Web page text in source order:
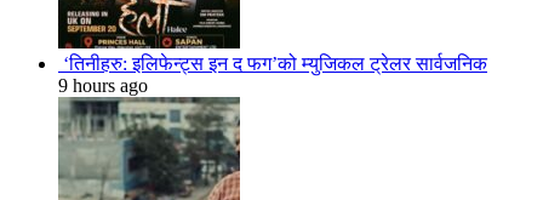
‘तिनीहरु: इलिफेन्ट्स इन द फग’को म्युजिकल ट्रेलर सार्वजनिक
9 hours ago